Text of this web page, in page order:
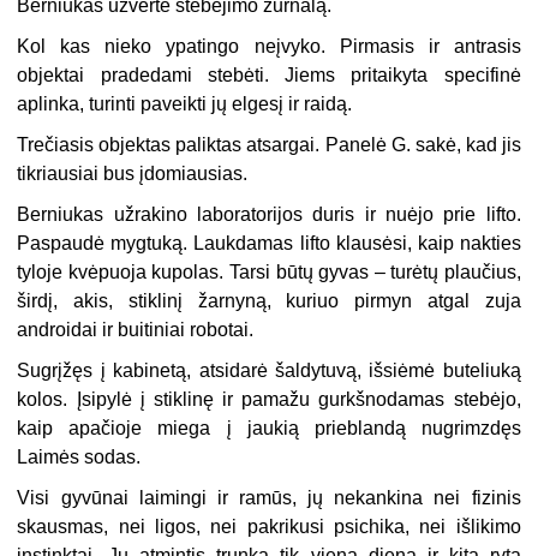
Berniukas užvertė stebėjimo žurnalą.
Kol kas nieko ypatingo neįvyko. Pirmasis ir antrasis
objektai pradedami stebėti. Jiems pritaikyta specifinė
aplinka, turinti paveikti jų elgesį ir raidą.
Trečiasis objektas paliktas atsargai. Panelė G. sakė, kad jis
tikriausiai bus įdomiausias.
Berniukas užrakino laboratorijos duris ir nuėjo prie lifto.
Paspaudė mygtuką. Laukdamas lifto klausėsi, kaip nakties
tyloje kvėpuoja kupolas. Tarsi būtų gyvas – turėtų plaučius,
širdį, akis, stiklinį žarnyną, kuriuo pirmyn atgal zuja
androidai ir buitiniai robotai.
Sugrįžęs į kabinetą, atsidarė šaldytuvą, išsiėmė buteliuką
kolos. Įsipylė į stiklinę ir pamažu gurkšnodamas stebėjo,
kaip apačioje miega į jaukią prieblandą nugrimzdęs
Laimės sodas.
Visi gyvūnai laimingi ir ramūs, jų nekankina nei fizinis
skausmas, nei ligos, nei pakrikusi psichika, nei išlikimo